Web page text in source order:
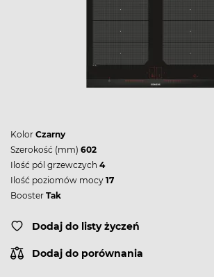
Kolor Czarny
Szerokość (mm) 602
Ilość pól grzewczych 4
Ilość poziomów mocy 17
Booster Tak
Dodaj do listy życzeń
Dodaj do porównania